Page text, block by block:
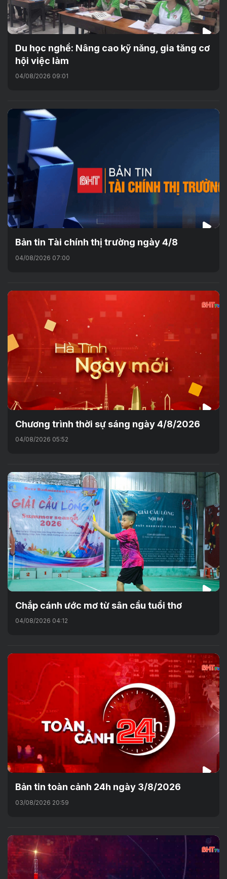
Du học nghề: Nâng cao kỹ năng, gia tăng cơ
hội việc làm
04/08/2026 09:01
Bản tin Tài chính thị trường ngày 4/8
04/08/2026 07:00
Chương trình thời sự sáng ngày 4/8/2026
04/08/2026 05:52
Chắp cánh ước mơ từ sân cầu tuổi thơ
04/08/2026 04:12
Bản tin toàn cảnh 24h ngày 3/8/2026
03/08/2026 20:59